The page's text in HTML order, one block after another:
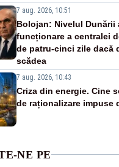
7 aug. 2026, 10:51
Bolojan: Nivelul Dunării
funcționare a centralei
de patru-cinci zile dacă
scădea
7 aug. 2026, 10:43
Criza din energie. Cine
de raționalizare impuse
NE PE